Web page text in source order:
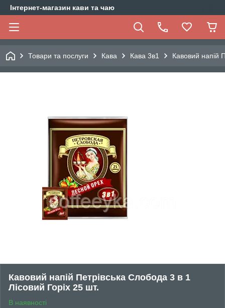
Інтернет-магазин кави та чаю
Товари та послуги Кава Кава 3в1 Кавовий напій
Кавовий напій Петрівська Слобода 3 в 1
Лісовий Горіх 25 шт.
В наявності